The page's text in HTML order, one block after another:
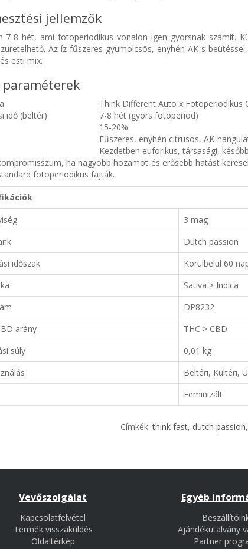
jellemzők
7-8 hét, ami fotoperiodikus vonalon igen gyorsnak számít.
Az íz fűszeres-gyümölcsös, enyhén AK-s
esti mix.
paraméterek
Think Different Auto x Fotoperiodikus
idő (beltér)
7-8 hét (gyors fotoperiod)
15-20%
Fűszeres, enyhén citrusos, AK-
Kezdetben euforikus, társasági,
ha nagyobb hozamot és erősebb hatást
fotoperiodikus fajták.
3 mag
Dutch passion
időszak
Körülbelül 60
Sativa > Indica
DP8232
arány
THC > CBD
súly
0,01 kg
Beltéri, Kültéri,
Feminizált
Címkék:think fast, dutch passion
Vevőszolgálat
Kapcsolatfelvétel
Termék visszaküldés
Oldaltérkép
Egyéb
Ajándékutalvány
Partner